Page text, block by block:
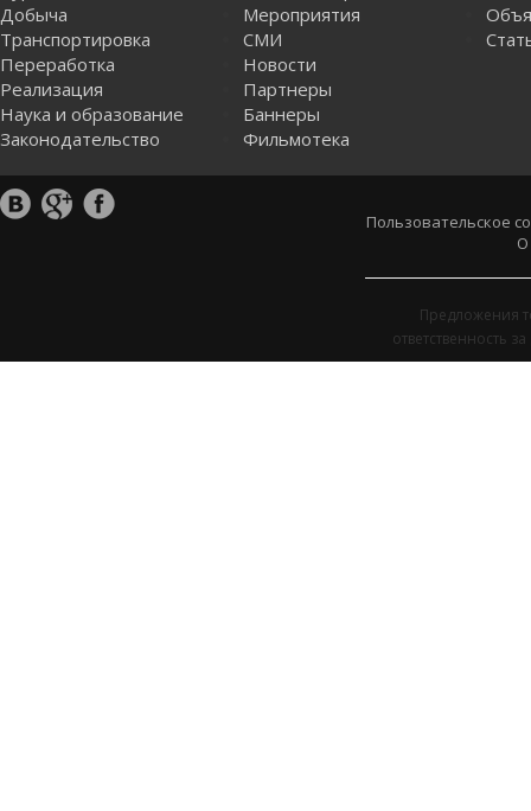
Добыча
Транспортировка
Переработка
Реализация
Наука и образование
Законодательство
Мероприятия
СМИ
Новости
Партнеры
Баннеры
Фильмотека
Пользовательское
О
Предложения
ответственность